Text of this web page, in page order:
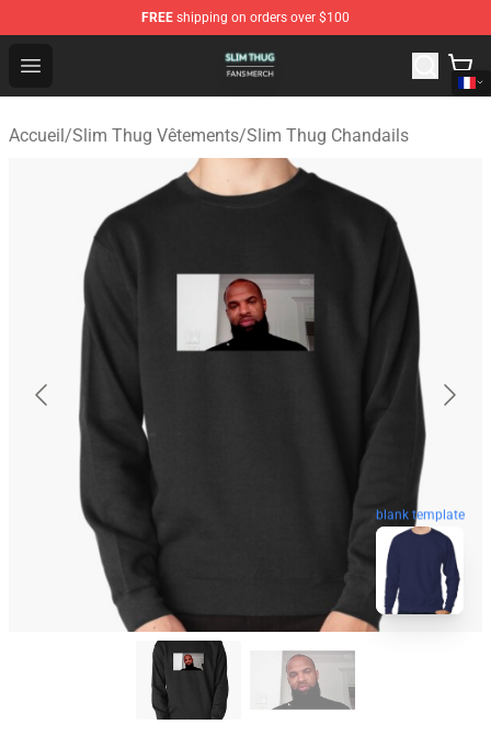
FREE shipping on orders over $100
Open menu
Slim Thug Shop - Official Slim Thug Merchandise Store
Accueil/Slim Thug Vêtements/Slim Thug Chandails
blank template